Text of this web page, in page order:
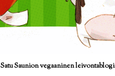
Satu Saunion vegaaninen leivontablogi